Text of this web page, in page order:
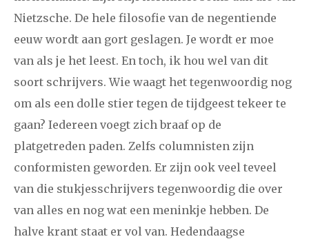
januari februari maart april mei juni juli
augustus oktober november
december
2013
januari februari maart april mei juni juli
augustus september oktober november
december
2012 augustus september oktober november
Nietzsche. De hele filosofie van de negentiende
eeuw wordt aan gort geslagen. Je wordt er moe
van als je het leest. En toch, ik hou wel van dit
soort schrijvers. Wie waagt het tegenwoordig nog
om als een dolle stier tegen de tijdgeest tekeer te
gaan? Iedereen voegt zich braaf op de
platgetreden paden. Zelfs columnisten zijn
conformisten geworden. Er zijn ook veel teveel
van die stukjesschrijvers tegenwoordig die over
van alles en nog wat een meninkje hebben. De
halve krant staat er vol van. Hedendaagse